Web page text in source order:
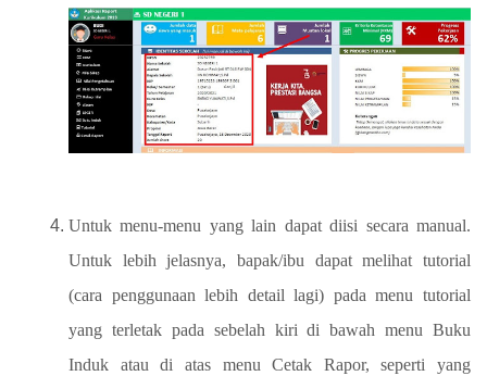
Untuk menu-menu yang lain dapat diisi secara manual.
Untuk lebih jelasnya, bapak/ibu dapat melihat tutorial
(cara penggunaan lebih detail lagi) pada menu tutorial
yang terletak pada sebelah kiri di bawah menu Buku
Induk atau di atas menu Cetak Rapor, seperti yang